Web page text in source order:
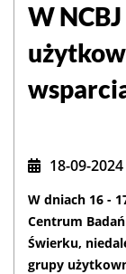
W
18-09-2024
W dniach 16 -
Centrum
Świerku,
grupy